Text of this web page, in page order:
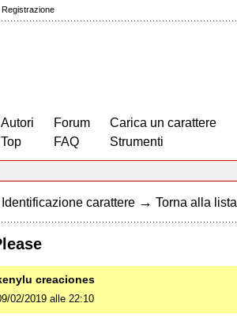
Registrazione
Autori
Top
Forum
FAQ
Carica un carattere
Strumenti
Identificazione carattere → Torna alla lista
creaciones
02/2019 alle 22:10